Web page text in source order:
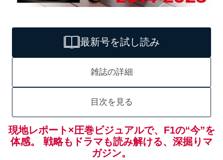
最新号を試し読み
雑誌の詳細
目次を見る
現地レポート×圧巻ビジュアルで、F1の“今”を
体感。 戦略もドラマも読み解ける、深掘りマ
ガジン。